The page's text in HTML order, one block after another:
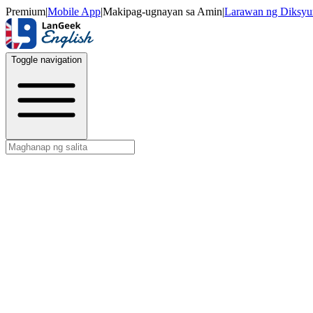
Premium|Mobile App|Makipag-ugnayan sa Amin|Larawan ng
Toggle navigation